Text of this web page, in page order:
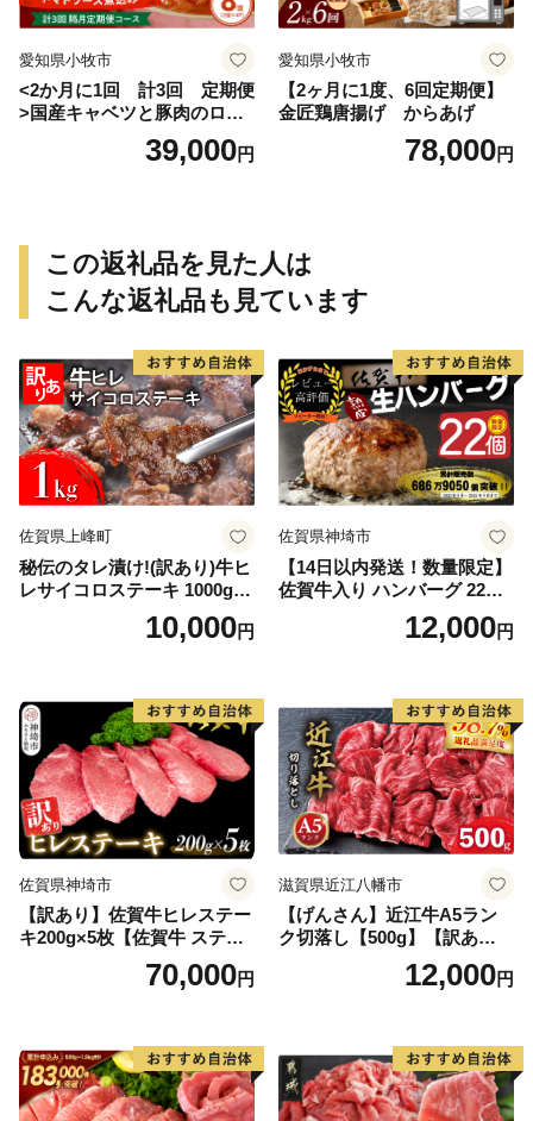
愛知県小牧市
<2か月に1回 計3回 定期便
>国産キャベツと豚肉のロー
ルキャベツ（4P入り）
39,000円
愛知県小牧市
【2ヶ月に1度、6回定期便】
金匠鶏唐揚げ からあげ
78,000円
この返礼品を見た人は
こんな返礼品も見ています
佐賀県上峰町
秘伝のタレ漬け!(訳あり)牛ヒ
レサイコロステーキ 1000g
10,000円
佐賀県神埼市
【14日以内発送！数量限定】
佐賀牛入り ハンバーグ 22個
2.6kg(120g×22個)【佐賀牛
黒毛和牛 ブランド牛 九州 ハ
気】(H083106)
12,000円
佐賀県神埼市
【訳あり】佐賀牛ヒレステー
キ200g×5枚【佐賀牛 ステー
キ ブランド肉 ヒレ肉 フィレ
肉 ジューシー ヘルシー】(H0
70,000円
滋賀県近江八幡市
【げんさん】近江牛A5ラン
ク切落し【500g】【訳あり】
12,000円